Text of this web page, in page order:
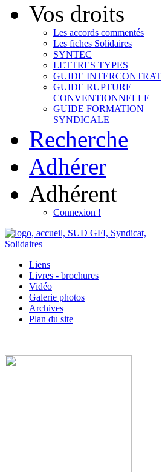
Vos droits
Les accords commentés
Les fiches Solidaires
SYNTEC
LETTRES TYPES
GUIDE INTERCONTRAT
GUIDE RUPTURE
CONVENTIONNELLE
GUIDE FORMATION
SYNDICALE
Recherche
Adhérer
Adhérent
Connexion !
Liens
Livres - brochures
Vidéo
Galerie photos
Archives
Plan du site